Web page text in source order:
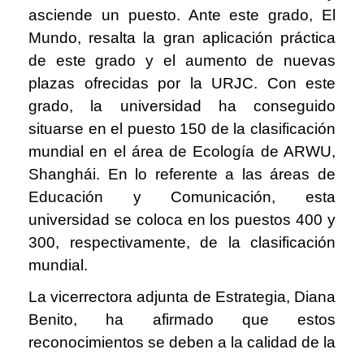
asciende un puesto. Ante este grado, El
Mundo, resalta la gran aplicación práctica
de este grado y el aumento de nuevas
plazas ofrecidas por la URJC. Con este
grado, la universidad ha conseguido
situarse en el puesto 150 de la clasificación
mundial en el área de Ecología de ARWU,
Shanghái. En lo referente a las áreas de
Educación y Comunicación, esta
universidad se coloca en los puestos 400 y
300, respectivamente, de la clasificación
mundial.
La vicerrectora adjunta de Estrategia, Diana
Benito, ha afirmado que estos
reconocimientos se deben a la calidad de la